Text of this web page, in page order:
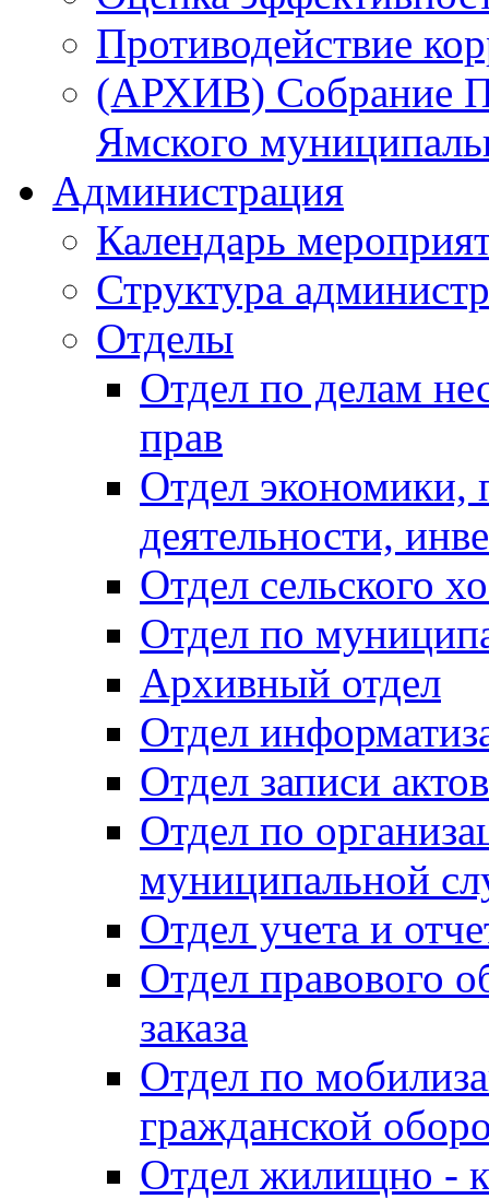
Противодействие
(АРХИВ) Собрание
Ямского
Администрация
Календарь
Структура
Отделы
Отдел по делам
прав
Отдел экономики,
деятельности,
Отдел сельского
Отдел по
Архивный отдел
Отдел
Отдел записи
Отдел по
муниципальной
Отдел учета и
Отдел правового
заказа
Отдел по
гражданской
Отдел жилищно -